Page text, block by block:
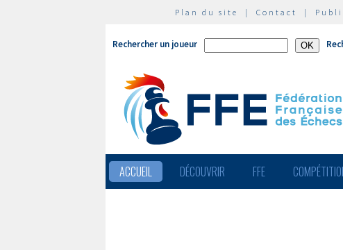
Plan du site | Contact |
Rechercher un joueur
ACCUEIL DÉCOUVRIR FFE